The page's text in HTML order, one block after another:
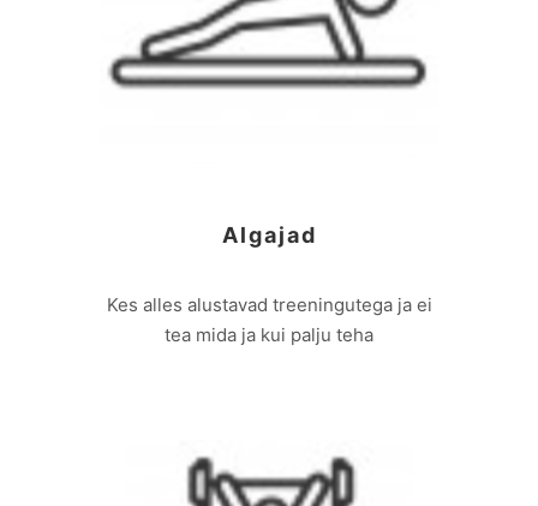
Algajad
Kes alles alustavad treeningutega ja ei
tea mida ja kui palju teha